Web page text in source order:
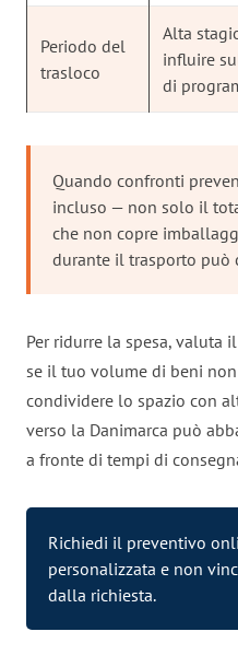
Periodo del
trasloco
Alta
influire
di
Quando confronti
incluso — non solo il
che non copre
durante il trasporto può
Per ridurre la spesa, valuta
se il tuo volume di beni
condividere lo spazio con
verso la Danimarca può
a fronte di tempi di
Richiedi il preventivo
personalizzata e non
dalla richiesta.